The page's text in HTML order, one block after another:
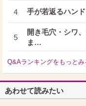
4 手が若返るハン
5
開き毛穴・シワ
ま…
Q&Aランキングをもっとみ
あわせて読みたい